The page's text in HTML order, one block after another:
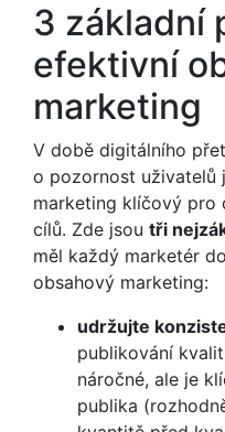
3 základní
efektivní
marketing
V době digitálního
o pozornost uživatelů
marketing klíčový pro
cílů. Zde jsou tři
měl každý marketér
obsahový marketing:
udržujte
publikování
náročné, ale je
publika